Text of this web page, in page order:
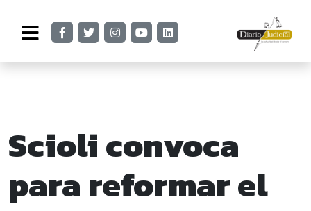
Scioli convoca
para reformar el